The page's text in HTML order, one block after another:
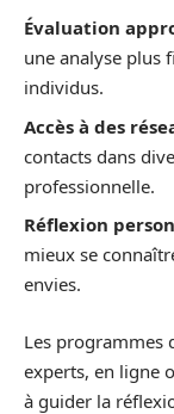
Évaluation
une analyse plus
individus.
Accès à des
contacts dans
professionnelle.
Réflexion
mieux se
envies.
Les programmes
experts, en ligne
à guider la